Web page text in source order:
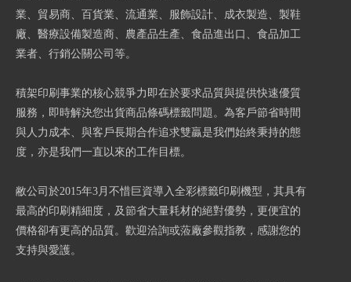
業、貿易商、百貨業、流通業、服飾設計、成衣製造、製鞋
廠、醫療設備製造商、農產品生產、食品進出口、食品加工
業者、行銷公關公司等。
積架印刷事業的核心競爭力即在於要求品質與提供快速優質
服務，即時解決您出貨商品條碼標籤問題。為客戶節省時間
與人力成本、與客戶長期合作追求雙贏是我們始終秉持的態
度，亦是我們一直以來的工作目標。
敝公司於2015年3月不惜巨資導入全彩標籤印刷機型，其具有
最高的印刷精細度，及節省大量耗材的絕對優勢，更便宜的
價格卻有更高的品質。歡迎洽詢或蒞廠參觀指教，感謝您的
支持與愛護。